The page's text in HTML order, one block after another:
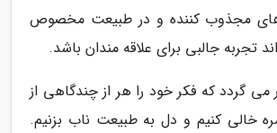
مجذوب کننده و در طبیعت مخصوص
تجربه جالبی برای علاقه مندان باشد.
می گردد که فکر خود را هر از چندگاهی از
خالی کنیم و دل به طبیعت ناب بزنیم.